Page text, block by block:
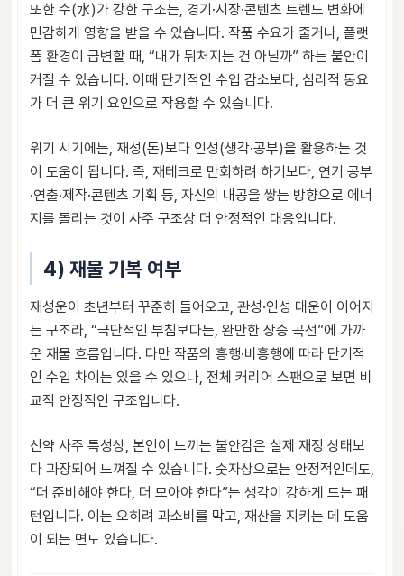
또한 수(水)가 강한 구조는, 경기·시장·콘텐츠 트렌드 변화에
민감하게 영향을 받을 수 있습니다. 작품 수요가 줄거나, 플랫
폼 환경이 급변할 때, “내가 뒤처지는 건 아닐까” 하는 불안이
커질 수 있습니다. 이때 단기적인 수입 감소보다, 심리적 동요
가 더 큰 위기 요인으로 작용할 수 있습니다.
위기 시기에는, 재성(돈)보다 인성(생각·공부)을 활용하는 것
이 도움이 됩니다. 즉, 재테크로 만회하려 하기보다, 연기 공부
·연출·제작·콘텐츠 기획 등, 자신의 내공을 쌓는 방향으로 에너
지를 돌리는 것이 사주 구조상 더 안정적인 대응입니다.
4) 재물 기복 여부
재성운이 초년부터 꾸준히 들어오고, 관성·인성 대운이 이어지
는 구조라, “극단적인 부침보다는, 완만한 상승 곡선”에 가까
운 재물 흐름입니다. 다만 작품의 흥행·비흥행에 따라 단기적
인 수입 차이는 있을 수 있으나, 전체 커리어 스팬으로 보면 비
교적 안정적인 구조입니다.
신약 사주 특성상, 본인이 느끼는 불안감은 실제 재정 상태보
다 과장되어 느껴질 수 있습니다. 숫자상으로는 안정적인데도,
“더 준비해야 한다, 더 모아야 한다”는 생각이 강하게 드는 패
턴입니다. 이는 오히려 과소비를 막고, 재산을 지키는 데 도움
이 되는 면도 있습니다.